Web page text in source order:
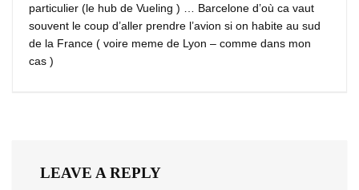
particulier (le hub de Vueling ) … Barcelone d’où ca vaut
souvent le coup d’aller prendre l’avion si on habite au sud
de la France ( voire meme de Lyon – comme dans mon
cas )
LEAVE A REPLY